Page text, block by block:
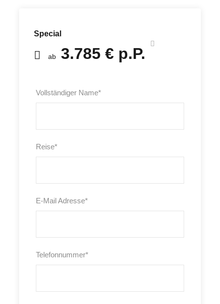
Special
ab 3.785 € p.P.
Vollständiger Name*
Reise*
E-Mail Adresse*
Telefonnummer*